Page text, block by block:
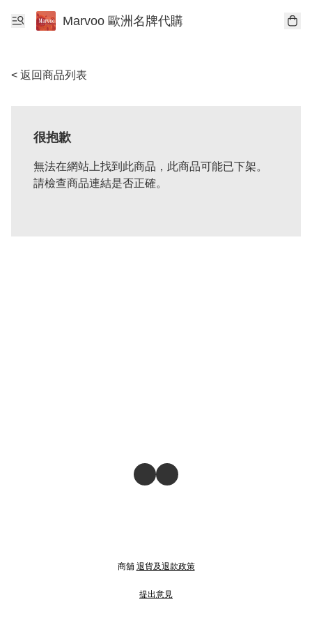
Marvoo 歐洲名牌代購
< 返回商品列表
很抱歉
無法在網站上找到此商品，此商品可能已下架。
請檢查商品連結是否正確。
商舖 退貨及退款政策
提出意見